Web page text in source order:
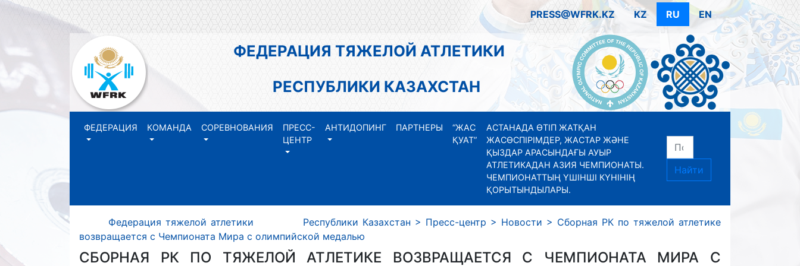
PRESS@WFRK.KZ KZ RU EN
ФЕДЕРАЦИЯ ТЯЖЕЛОЙ АТЛЕТИКИ
РЕСПУБЛИКИ КАЗАХСТАН
ФЕДЕРАЦИЯ КОМАНДА СОРЕВНОВАНИЯ
ПРЕСС-
ЦЕНТР
АНТИДОПИНГ ПАРТНЕРЫ
“ЖАС
ҚУАТ”
АСТАНАДА ӨТІП ЖАТҚАН
ЖАСӨСПІРІМДЕР, ЖАСТАР ЖӘНЕ
ҚЫЗДАР АРАСЫНДАҒЫ АУЫР
АТЛЕТИКАДАН АЗИЯ ЧЕМПИОНАТЫ.
ЧЕМПИОНАТТЫҢ ҮШІНШІ КҮНІНІҢ
ҚОРЫТЫНДЫЛАРЫ.
Найти
Федерация тяжелой атлетики Республики Казахстан > Пресс-центр > Новости > Сборная РК по тяжелой атлетике
возвращается с Чемпионата Мира с олимпийской медалью
СБОРНАЯ РК ПО ТЯЖЕЛОЙ АТЛЕТИКЕ ВОЗВРАЩАЕТСЯ С ЧЕМПИОНАТА МИРА С